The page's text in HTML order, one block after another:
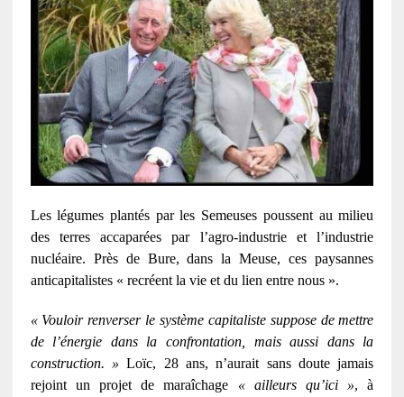
Les légumes plantés par les Semeuses poussent au milieu
des terres accaparées par l’agro-industrie et l’industrie
nucléaire. Près de Bure, dans la Meuse, ces paysannes
anticapitalistes « recréent la vie et du lien entre nous ».
« Vouloir renverser le système capitaliste suppose de mettre
de l’énergie dans la confrontation, mais aussi dans la
construction. » Loïc, 28 ans, n’aurait sans doute jamais
rejoint un projet de maraîchage « ailleurs qu’ici », à